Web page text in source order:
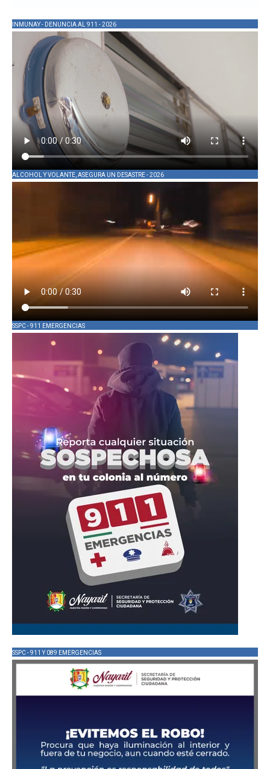
INMUNAY - DENUNCIA AL 911 - 2026
ALCOHOL Y VOLANTE, ASEGURA UN DESASTRE - 2026
SSPC - 911 EMERGENCIAS
SSPC - 911 Y 089 EMERGENCIAS